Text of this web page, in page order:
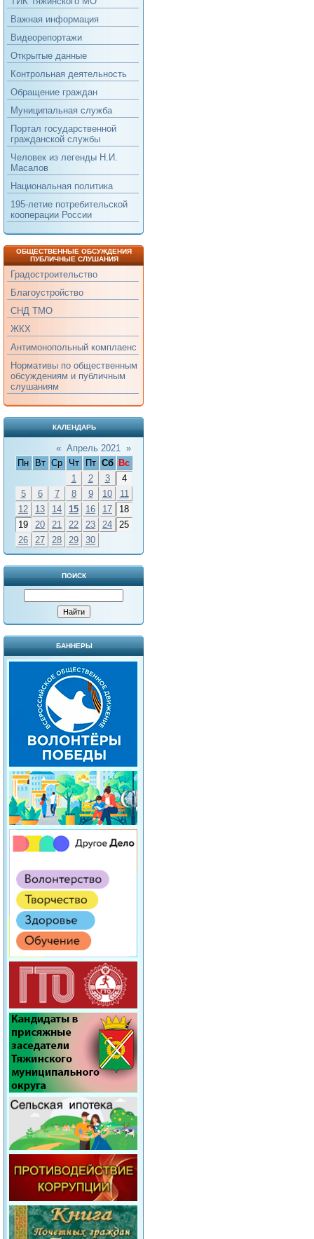
Важная информация
Видеорепортажи
Открытые данные
Контрольная деятельность
Обращение граждан
Муниципальная служба
Портал государственной
гражданской службы
Человек из легенды Н.И.
Масалов
Национальная политика
195-летие потребительской
кооперации России
ОБЩЕСТВЕННЫЕ ОБСУЖДЕНИЯ
ПУБЛИЧНЫЕ СЛУШАНИЯ
Градостроительство
Благоустройство
СНД ТМО
ЖКХ
Антимонопольный комплаенс
Нормативы по общественным
обсуждениям и публичным
слушаниям
КАЛЕНДАРЬ
« Апрель 2021 »
Пн
Вт Ср Чт Пт Сб
Вс
1
2 3
4
5
6 7 8 9 10
11
12
13 14 15 16 17
18
19
20 21 22 23 24
25
26
27 28 29 30
ПОИСК
БАННЕРЫ